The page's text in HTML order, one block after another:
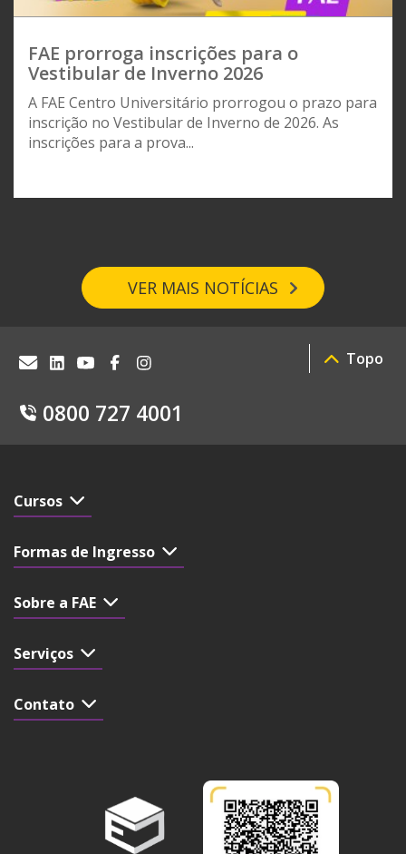
FAE prorroga inscrições para o
Vestibular de Inverno 2026
A FAE Centro Universitário prorrogou o prazo para
inscrição no Vestibular de Inverno de 2026. As
inscrições para a prova...
VER MAIS NOTÍCIAS
0800 727 4001
Topo
Cursos
Formas de Ingresso
Sobre a FAE
Serviços
Contato